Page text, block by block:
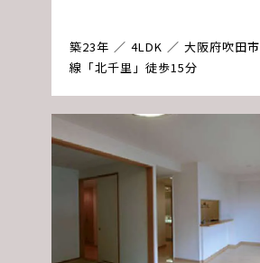
築23年 4LDK 大阪府吹田市
線「北千里」徒歩15分